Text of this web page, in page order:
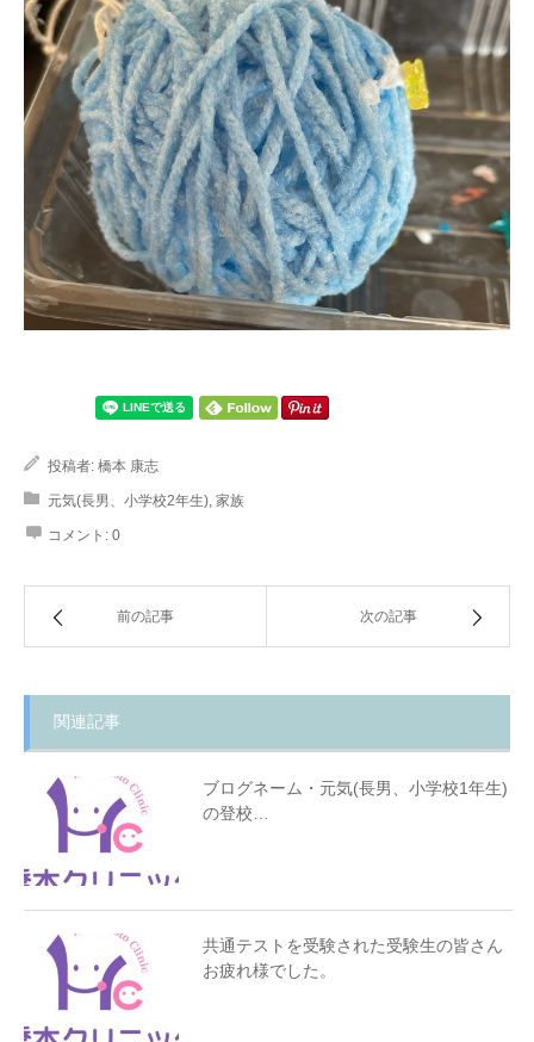
投稿者: 橋本 康志
元気(長男、小学校2年生), 家族
コメント: 0
前の記事 次の記事
関連記事
ブログネーム・元気(長男、小学校1年生)
の登校…
共通テストを受験された受験生の皆さん
お疲れ様でした。